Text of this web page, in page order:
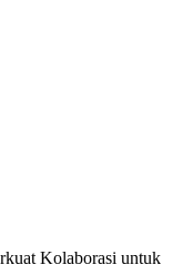
Kolaborasi untuk